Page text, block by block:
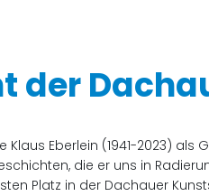
der
Eberlein (1941-2023)
die er uns in
Platz in der Dachauer